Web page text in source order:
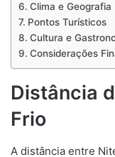
Clima e Geografia
Pontos Turísticos
Cultura e
Considerações
Distância
Frio
A distância entre